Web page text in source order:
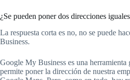
¿Se pueden poner dos direcciones
La respuesta corta es no, no se puede
Business.
Google My Business es una herramienta
permite poner la dirección de nuestra